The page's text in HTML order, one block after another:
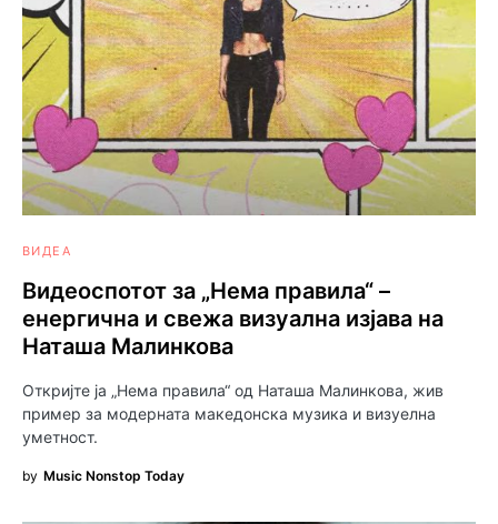
ВИДЕА
Видеоспотот за „Нема правила“ –
енергична и свежа визуална изјава на
Наташа Малинкова
Откријте ја „Нема правила“ од Наташа Малинкова, жив
пример за модерната македонска музика и визуелна
уметност.
by Music Nonstop Today